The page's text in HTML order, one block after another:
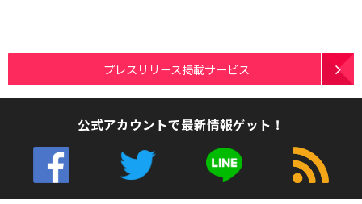
プレスリリース掲載サービス
公式アカウントで最新情報ゲット！